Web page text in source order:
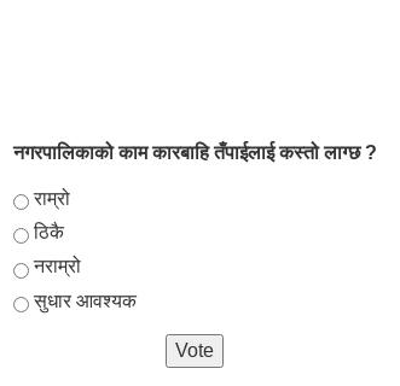
नगरपालिकाको काम कारबाहि तँपाईलाई कस्तो लाग्छ ?
Choices
राम्रो
ठिकै
नराम्रो
सुधार आवश्यक